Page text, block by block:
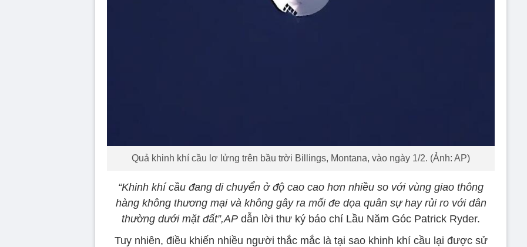
Quả khinh khí cầu lơ lửng trên bầu trời Billings, Montana, vào ngày 1/2. (Ảnh: AP)
“Khinh khí cầu đang di chuyển ở độ cao cao hơn nhiều so với vùng giao thông
hàng không thương mại và không gây ra mối đe dọa quân sự hay rủi ro với dân
thường dưới mặt đất”,AP dẫn lời thư ký báo chí Lầu Năm Góc Patrick Ryder.
Tuy nhiên, điều khiến nhiều người thắc mắc là tại sao khinh khí cầu lại được sử